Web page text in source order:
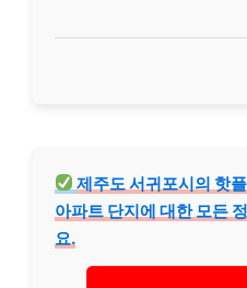
제주도 서귀포시의 핫
아파트 단지에 대한 모든
요.